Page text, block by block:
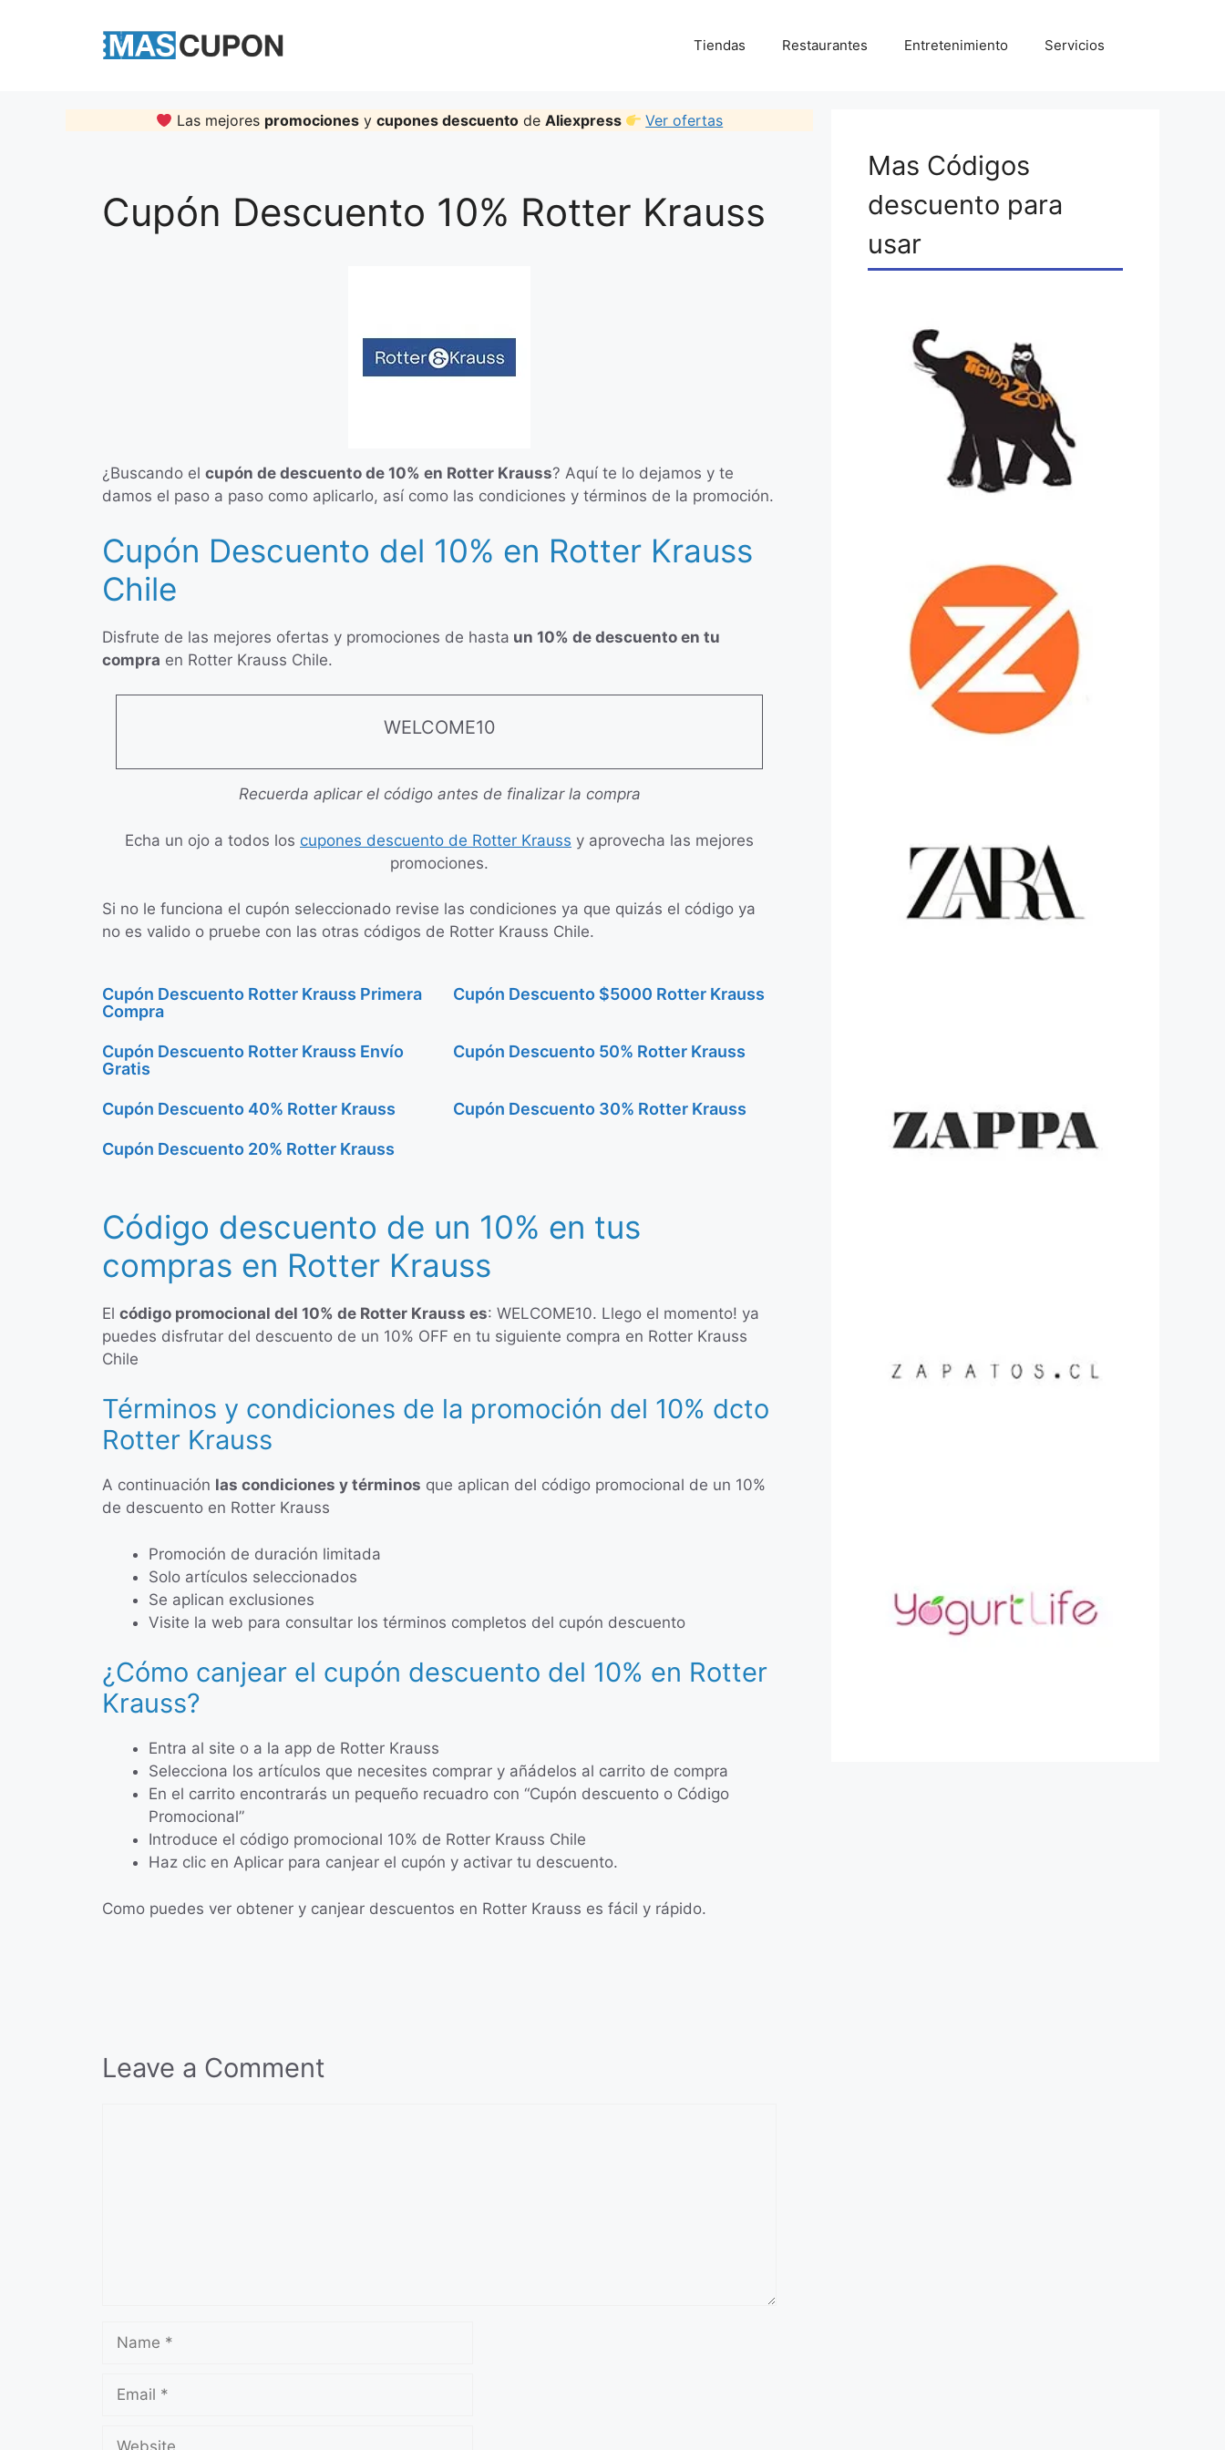
Tiendas Restaurantes Entretenimiento Servicios
Las mejores promociones y cupones descuento de Aliexpress Ver ofertas
Cupón Descuento 10% Rotter Krauss
¿Buscando el cupón de descuento de 10% en Rotter Krauss? Aquí te lo dejamos y te
damos el paso a paso como aplicarlo, así como las condiciones y términos de la promoción.
Cupón Descuento del 10% en Rotter Krauss
Chile
Disfrute de las mejores ofertas y promociones de hasta un 10% de descuento en tu
compra en Rotter Krauss Chile.
WELCOME10
Recuerda aplicar el código antes de finalizar la compra
Echa un ojo a todos los cupones descuento de Rotter Krauss y aprovecha las mejores
promociones.
Si no le funciona el cupón seleccionado revise las condiciones ya que quizás el código ya
no es valido o pruebe con las otras códigos de Rotter Krauss Chile.
Cupón Descuento Rotter Krauss Primera
Compra
Cupón Descuento $5000 Rotter Krauss
Cupón Descuento Rotter Krauss Envío
Gratis
Cupón Descuento 50% Rotter Krauss
Cupón Descuento 40% Rotter Krauss Cupón Descuento 30% Rotter Krauss
Cupón Descuento 20% Rotter Krauss
Código descuento de un 10% en tus
compras en Rotter Krauss
El código promocional del 10% de Rotter Krauss es: WELCOME10. Llego el momento! ya
puedes disfrutar del descuento de un 10% OFF en tu siguiente compra en Rotter Krauss
Chile
Términos y condiciones de la promoción del 10% dcto
Rotter Krauss
A continuación las condiciones y términos que aplican del código promocional de un 10%
de descuento en Rotter Krauss
Promoción de duración limitada
Solo artículos seleccionados
Se aplican exclusiones
Visite la web para consultar los términos completos del cupón descuento
¿Cómo canjear el cupón descuento del 10% en Rotter
Krauss?
Entra al site o a la app de Rotter Krauss
Selecciona los artículos que necesites comprar y añádelos al carrito de compra
En el carrito encontrarás un pequeño recuadro con “Cupón descuento o Código
Promocional”
Introduce el código promocional 10% de Rotter Krauss Chile
Haz clic en Aplicar para canjear el cupón y activar tu descuento.
Como puedes ver obtener y canjear descuentos en Rotter Krauss es fácil y rápido.
Leave a Comment
Name
Email
Website
Mas Códigos
descuento para
usar